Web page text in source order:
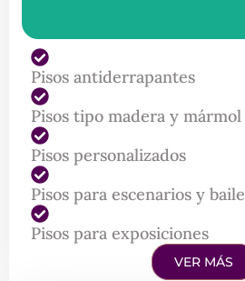
Pisos antiderrapantes
Pisos tipo madera y mármol
Pisos personalizados
Pisos para escenarios y baile
Pisos para exposiciones
VER MÁS